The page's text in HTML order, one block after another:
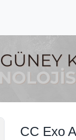
CC Exo